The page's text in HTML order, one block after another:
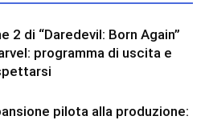
2 di “Daredevil: Born Again”
programma di uscita e
pilota alla produzione: